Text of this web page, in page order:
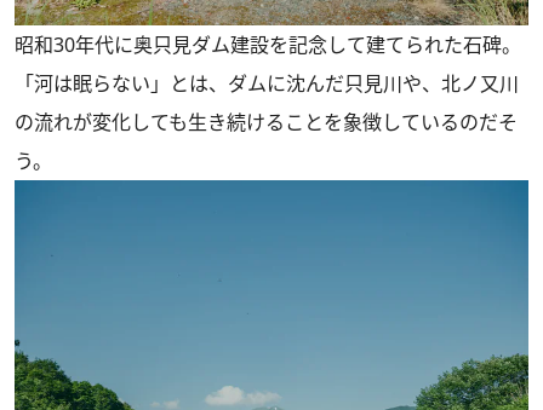
昭和30年代に奥只見ダム建設を記念して建てられた石碑。
「河は眠らない」とは、ダムに沈んだ只見川や、北ノ又川
の流れが変化しても生き続けることを象徴しているのだそ
う。